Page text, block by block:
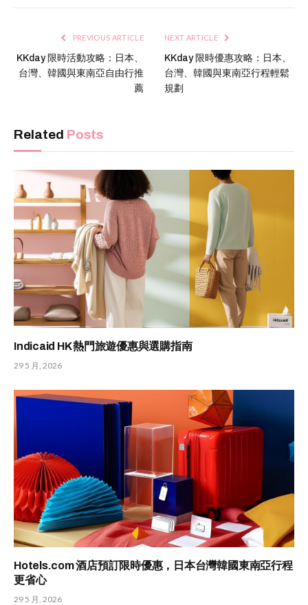
PREVIOUS ARTICLE
KKday 限時活動攻略：日本、
台灣、韓國與東南亞自由行推
薦
NEXT ARTICLE
KKday 限時優惠攻略：日本、
台灣、韓國與東南亞行程輕鬆
規劃
Related Posts
Indicaid HK 熱門旅遊優惠與選購指南
29 5 月, 2026
Hotels.com 酒店預訂限時優惠，日本台灣韓國東南亞行程
更省心
29 5 月, 2026